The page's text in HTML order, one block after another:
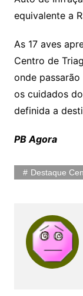
equivalente a
As 17 aves
Centro de
onde
os cuidados
definida a
PB Agora
Destaque